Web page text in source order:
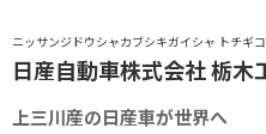
ニッサンジドウシャカブシキガイシャ トチギ
日産自動車株式会社 栃木
上三川産の日産車が世界へ